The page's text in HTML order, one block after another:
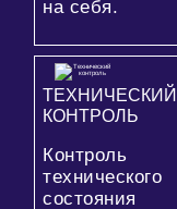
на себя.
ТЕХНИЧЕСКИЙ
КОНТРОЛЬ
Контроль
технического
состояния